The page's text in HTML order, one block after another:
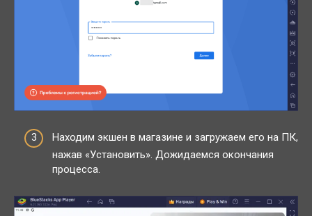
Находим экшен в магазине и загружаем его на ПК,
нажав «Установить». Дожидаемся окончания
процесса.